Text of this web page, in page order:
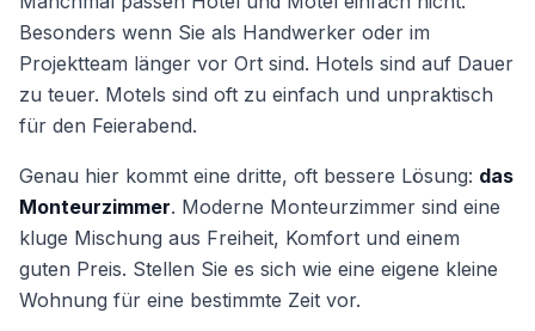
Besonders wenn Sie als Handwerker oder im
Projektteam länger vor Ort sind. Hotels sind auf Dauer
zu teuer. Motels sind oft zu einfach und unpraktisch
für den Feierabend.
Genau hier kommt eine dritte, oft bessere Lösung: das
Monteurzimmer. Moderne Monteurzimmer sind eine
kluge Mischung aus Freiheit, Komfort und einem
guten Preis. Stellen Sie es sich wie eine eigene kleine
Wohnung für eine bestimmte Zeit vor.